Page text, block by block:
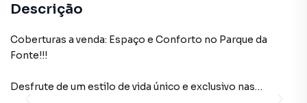
Descrição
Coberturas a venda: Espaço e Conforto no Parque da
Fonte!!!
Desfrute de um estilo de vida único e exclusivo nas